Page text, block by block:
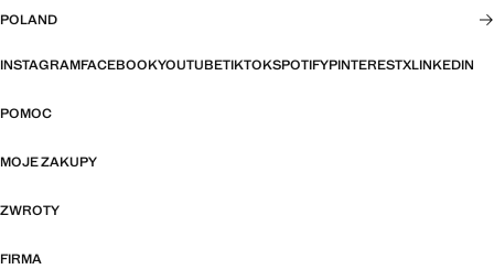
POLAND
INSTAGRAMFACEBOOKYOUTUBETIKTOKSPOTIFYPINTERESTXLINKEDIN
POMOC
MOJE ZAKUPY
ZWROTY
FIRMA